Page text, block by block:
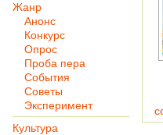
Жанр
Анонс
Конкурс
Опрос
Проба пера
События
Советы
Эксперимент
Культура